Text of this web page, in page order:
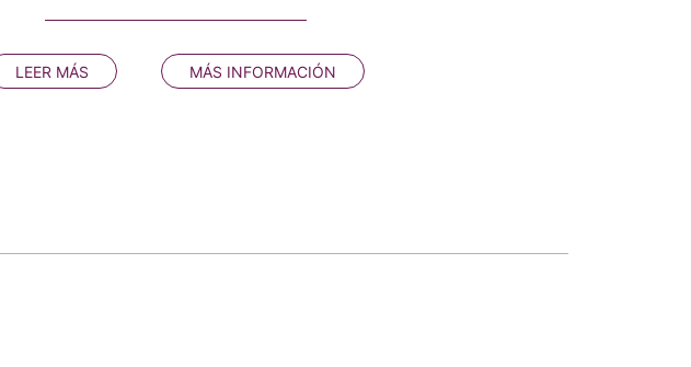
LEER MÁS MÁS INFORMACIÓN